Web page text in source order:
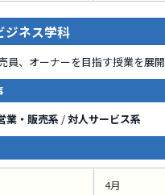
ジネス学科
員、オーナーを目指す授業を展開
業・販売系 /対人サービス系
4月